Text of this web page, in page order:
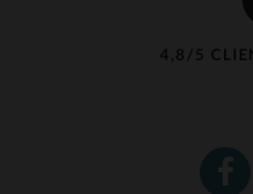
4,8/5